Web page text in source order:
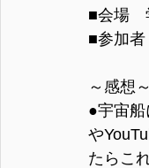
■会場
■参加
～感想～
●宇宙
や
たらこ